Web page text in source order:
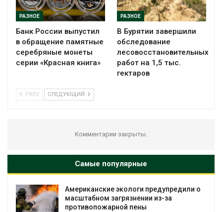
РАЗНОЕ
Банк России выпустил
в обращение памятные
серебряные монеты
серии «Красная книга»
РАЗНОЕ
В Бурятии завершили
обследование
лесовосстановительных
работ на 1,5 тыс.
гектаров
PREV СЛЕДУЮЩИЙ
Комментарии закрыты.
Самые популярные
Американские экологи предупредили о
масштабном загрязнении из-за
противопожарной пены